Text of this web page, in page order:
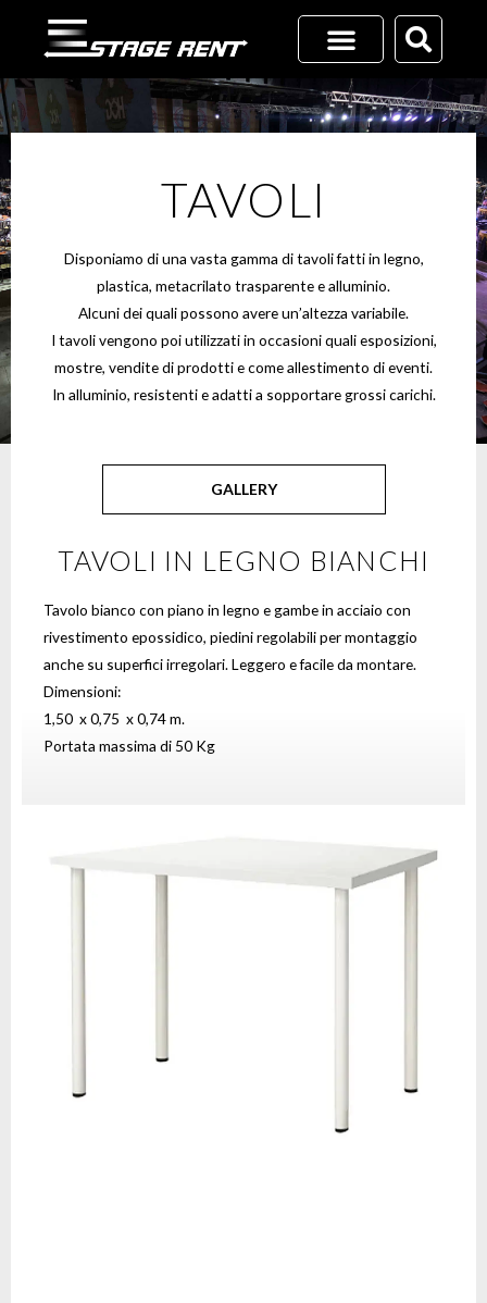
TAVOLI
Disponiamo di una vasta gamma di tavoli fatti in legno,
plastica, metacrilato trasparente e alluminio.
Alcuni dei quali possono avere un’altezza variabile.
I tavoli vengono poi utilizzati in occasioni quali esposizioni,
mostre, vendite di prodotti e come allestimento di eventi.
In alluminio, resistenti e adatti a sopportare grossi carichi.
GALLERY
TAVOLI IN LEGNO BIANCHI
Tavolo bianco con piano in legno e gambe in acciaio con
rivestimento epossidico, piedini regolabili per montaggio
anche su superfici irregolari. Leggero e facile da montare.
Dimensioni:
1,50 x 0,75 x 0,74 m.
Portata massima di 50 Kg